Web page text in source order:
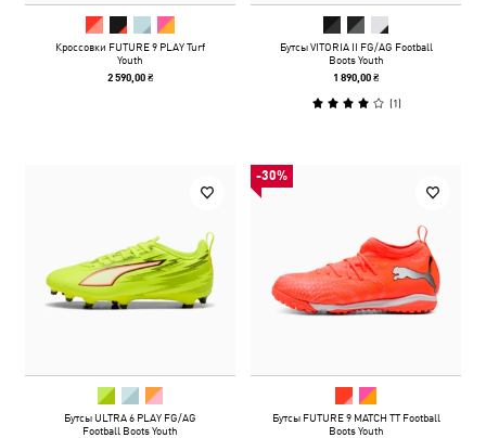
Кроссовки FUTURE 9 PLAY Turf
Youth
2 590,00 ₴
Бутсы VITORIA II FG/AG Football
Boots Youth
1 890,00 ₴
(1)
Бутсы ULTRA 6 PLAY FG/AG
Football Boots Youth
-30%
Бутсы FUTURE 9 MATCH TT Football
Boots Youth